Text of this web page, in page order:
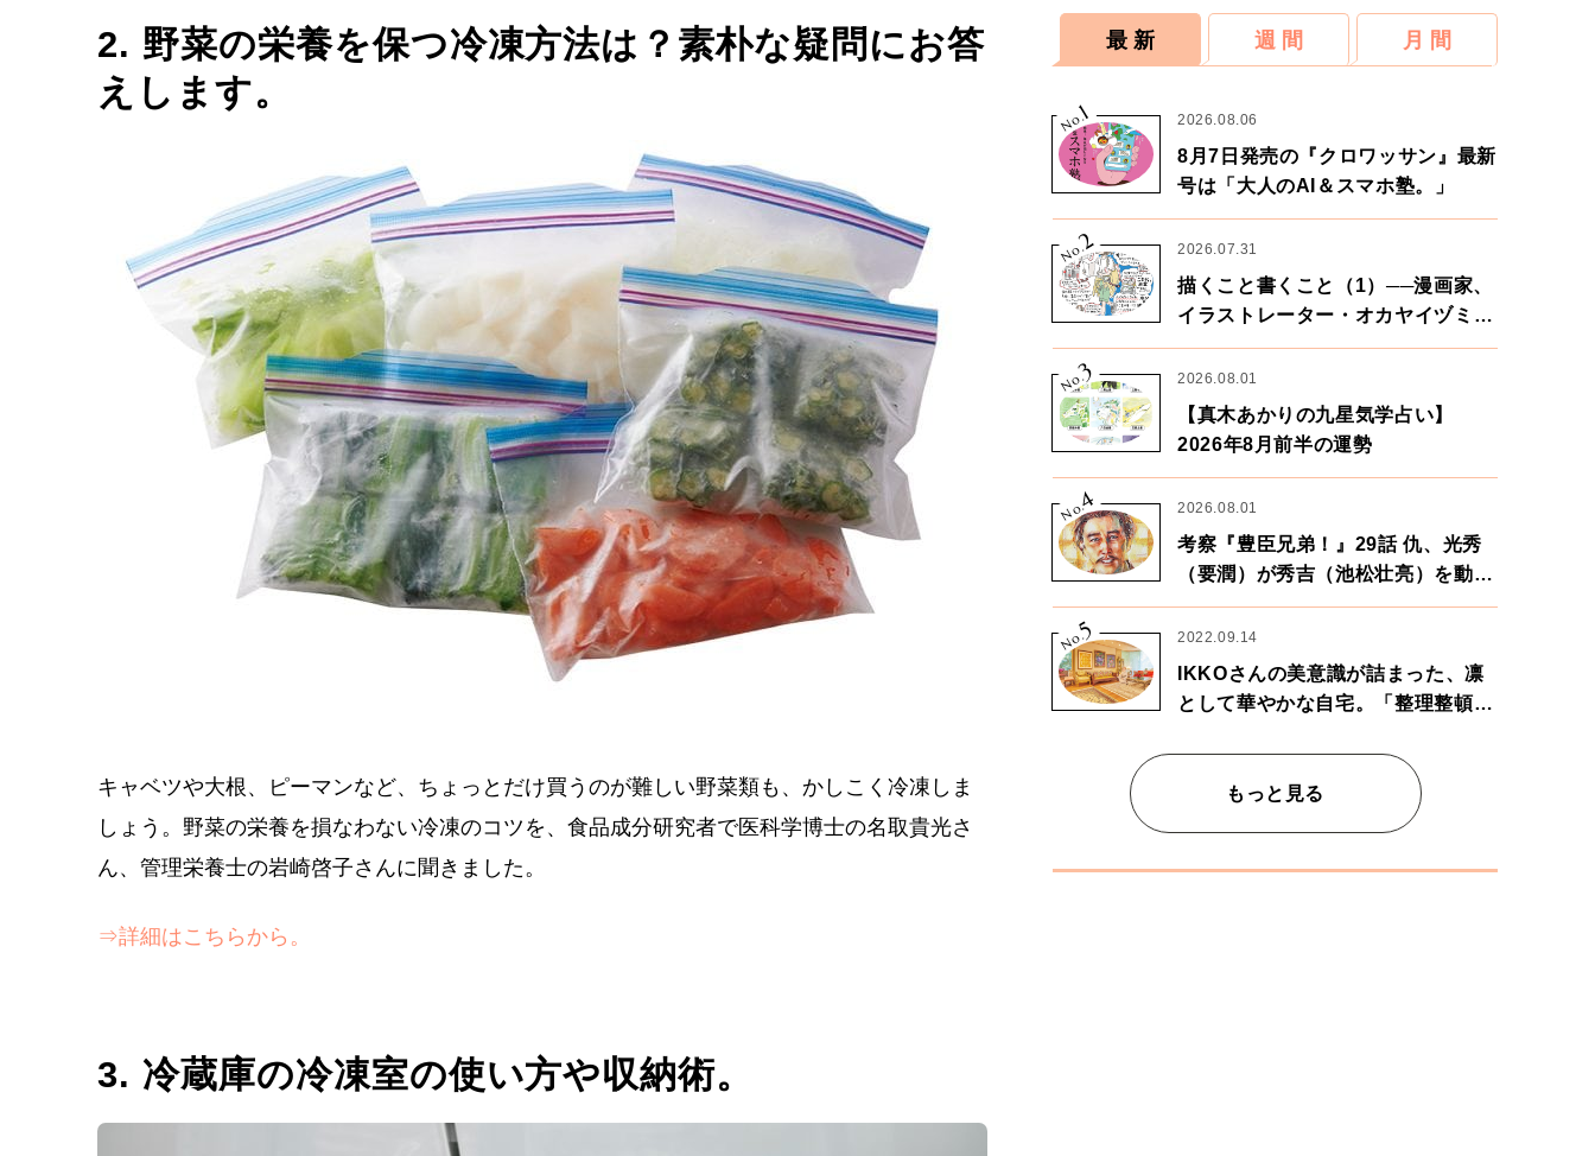
2. 野菜の栄養を保つ冷凍方法は？素朴な疑問にお答
えします。
キャベツや大根、ピーマンなど、ちょっとだけ買うのが難しい野菜類も、かしこく冷凍しま
しょう。野菜の栄養を損なわない冷凍のコツを、食品成分研究者で医科学博士の名取貴光さ
ん、管理栄養士の岩崎啓子さんに聞きました。
⇒詳細はこちらから。
3. 冷蔵庫の冷凍室の使い方や収納術。
最 新 週 間 月 間
No.
1 2026.08.06
8月7日発売の『クロワッサン』最新
号は「大人のAI＆スマホ塾。」
No.2 2026.07.31
描くこと書くこと（1）──漫画家、
イラストレーター・オカヤイヅミさ
ん×漫画家・鶴谷香央理さん
No.
3 2026.08.01
【真木あかりの九星気学占い】
2026年8月前半の運勢
No.
4 2026.08.01
考察『豊臣兄弟！』29話 仇、光秀
（要潤）が秀吉（池松壮亮）を動か
す。天下に向けた兄弟の分岐点。
No.
5 2022.09.14
IKKOさんの美意識が詰まった、凛
として華やかな自宅。「整理整頓は
もっと見る